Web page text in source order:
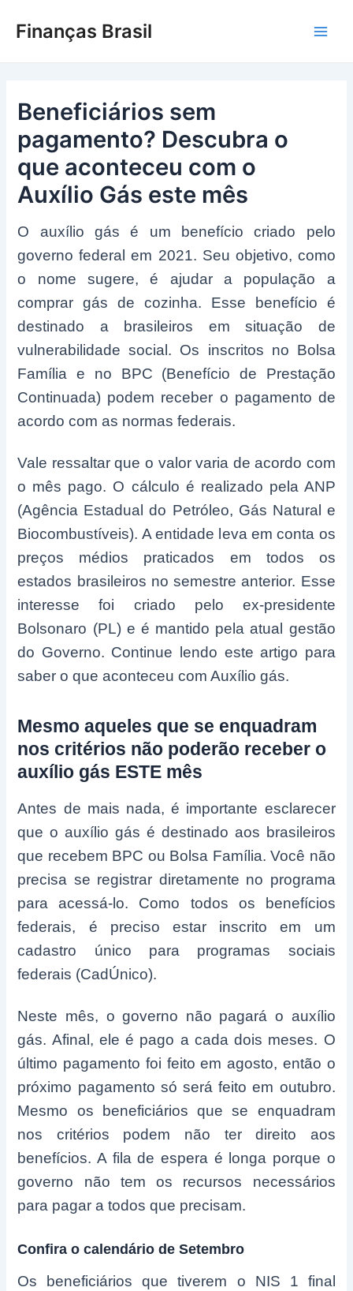
paraFinanças Brasil
Beneficiários sem
pagamento? Descubra o
que aconteceu com o
Auxílio Gás este mês
O auxílio gás é um benefício criado pelo
governo federal em 2021. Seu objetivo, como
o nome sugere, é ajudar a população a
comprar gás de cozinha. Esse benefício é
destinado a brasileiros em situação de
vulnerabilidade social. Os inscritos no Bolsa
Família e no BPC (Benefício de Prestação
Continuada) podem receber o pagamento de
acordo com as normas federais.
Vale ressaltar que o valor varia de acordo com
o mês pago. O cálculo é realizado pela ANP
(Agência Estadual do Petróleo, Gás Natural e
Biocombustíveis). A entidade leva em conta os
preços médios praticados em todos os
estados brasileiros no semestre anterior. Esse
interesse foi criado pelo ex-presidente
Bolsonaro (PL) e é mantido pela atual gestão
do Governo. Continue lendo este artigo para
saber o que aconteceu com Auxílio gás.
Mesmo aqueles que se enquadram
nos critérios não poderão receber o
auxílio gás ESTE mês
Antes de mais nada, é importante esclarecer
que o auxílio gás é destinado aos brasileiros
que recebem BPC ou Bolsa Família. Você não
precisa se registrar diretamente no programa
para acessá-lo. Como todos os benefícios
federais, é preciso estar inscrito em um
cadastro único para programas sociais
federais (CadÚnico).
Neste mês, o governo não pagará o auxílio
gás. Afinal, ele é pago a cada dois meses. O
último pagamento foi feito em agosto, então o
próximo pagamento só será feito em outubro.
Mesmo os beneficiários que se enquadram
nos critérios podem não ter direito aos
benefícios. A fila de espera é longa porque o
governo não tem os recursos necessários
para pagar a todos que precisam.
Confira o calendário de Setembro
Os beneficiários que tiverem o NIS 1 final